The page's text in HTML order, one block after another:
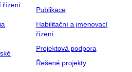
řízení
Publikace
Habilitační a jmenovací
řízení
Projektová podpora
Řešené projekty